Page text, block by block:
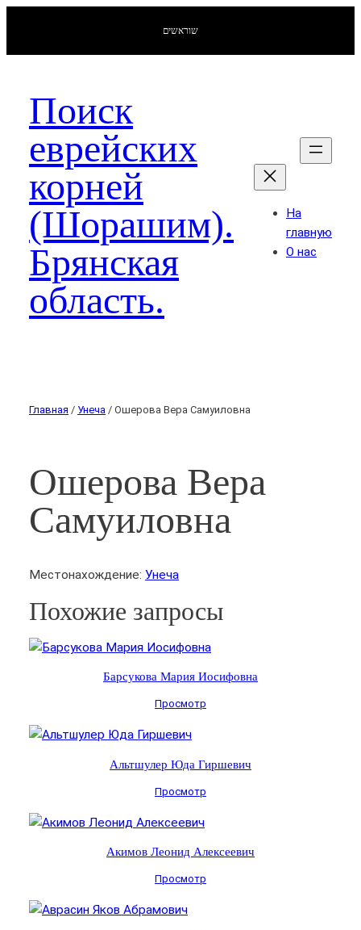
שוראשים
Поиск
еврейских
корней
(Шорашим).
Брянская
область.
На
главную
О нас
Главная / Унеча / Ошерова Вера Самуиловна
Ошерова Вера
Самуиловна
Местонахождение: Унеча
Похожие запросы
Барсукова Мария Иосифовна
Просмотр
Альтшулер Юда Гиршевич
Просмотр
Акимов Леонид Алексеевич
Просмотр